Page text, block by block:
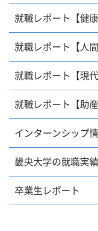
就職レポート【健
就職レポート【人
就職レポート【現
就職レポート【助
インターンシップ
畿央大学の就職実績
卒業生レポート